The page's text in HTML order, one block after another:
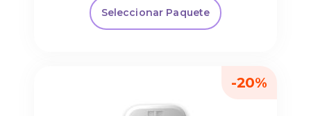
Seleccionar Paquete
-20%